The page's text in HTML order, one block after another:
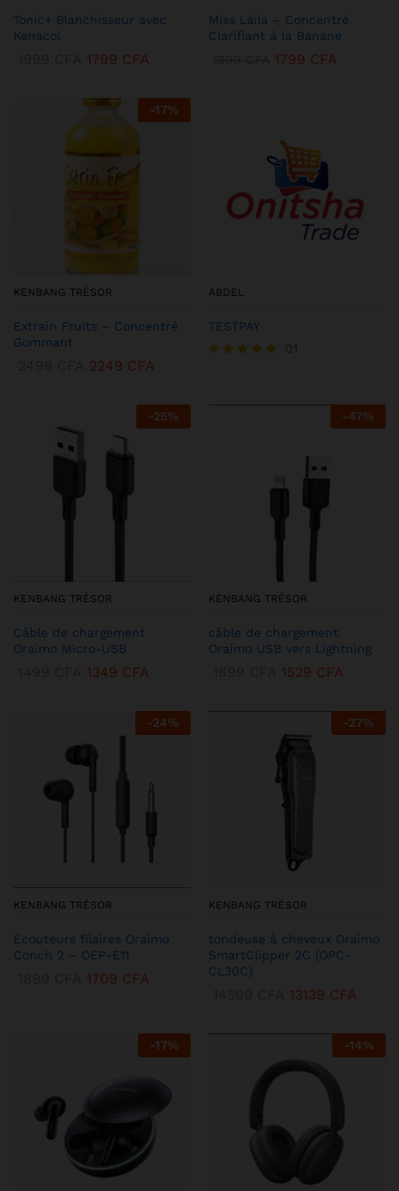
Tonic+ Blanchisseur avec
Kenacol
1799 CFA
Miss Laila – Concentré
Clarifiant à la Banane
1799 CFA
-17%
KENBANG TRÉSOR
Extrain Fruits – Concentré
Gommant
2249 CFA
ABDEL
TESTPAY
-25%
KENBANG TRÉSOR
Câble de chargement
Oraimo Micro-USB
1349 CFA
-47%
KENBANG TRÉSOR
câble de chargement
Oraimo USB vers Lightning
1529 CFA
-24%
KENBANG TRÉSOR
Écouteurs filaires Oraimo
Conch 2 – OEP-E11
1709 CFA
-27%
KENBANG TRÉSOR
tondeuse à cheveux Oraimo
SmartClipper 2C (OPC-
CL30C)
13139 CFA
-17% -14%